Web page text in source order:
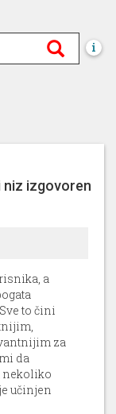
i
niz izgovoren
a
to čini
za
da
nekoliko
učinjen